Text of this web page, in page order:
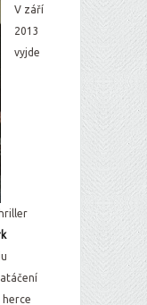
V září
2013
vyjde